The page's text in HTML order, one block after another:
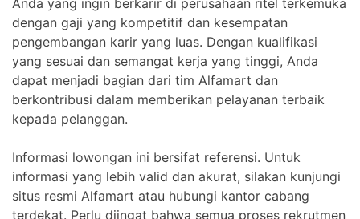
dengan gaji yang kompetitif dan kesempatan
pengembangan karir yang luas. Dengan kualifikasi
yang sesuai dan semangat kerja yang tinggi, Anda
dapat menjadi bagian dari tim Alfamart dan
berkontribusi dalam memberikan pelayanan terbaik
kepada pelanggan.
Informasi lowongan ini bersifat referensi. Untuk
informasi yang lebih valid dan akurat, silakan kunjungi
situs resmi Alfamart atau hubungi kantor cabang
terdekat. Perlu diingat bahwa semua proses rekrutmen